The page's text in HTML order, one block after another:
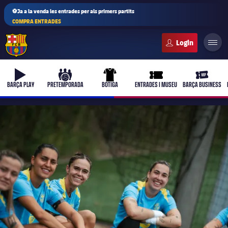
⚽Ja a la venda les entrades per als primers partits
COMPRA ENTRADES
b-play
BARÇA PLAY
culers-ball
PRETEMPORADA
uniform
BOTIGA
ticket-full
ENTRADES I MUSEU
ticket-
BARÇA BUSINESS